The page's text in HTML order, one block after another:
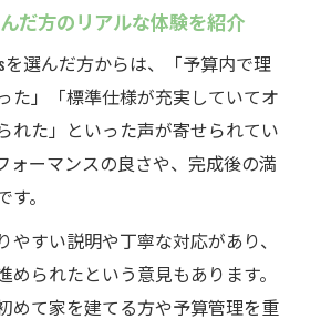
だ方のリアルな体験を紹介
を選んだ方からは、「予算内で理
た」「標準仕様が充実していてオ
れた」といった声が寄せられてい
ォーマンスの良さや、完成後の満
。
やすい説明や丁寧な対応があり、
められたという意見もあります。
めて家を建てる方や予算管理を重